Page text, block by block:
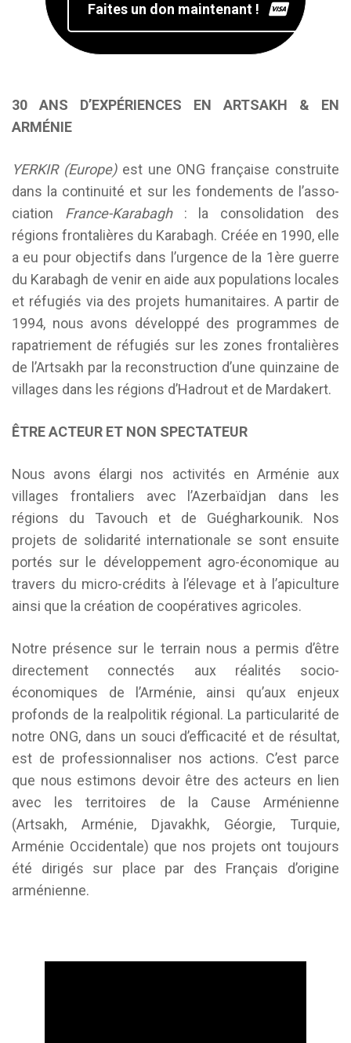
Faites un don maintenant !
30 ANS D’EXPÉRIENCES EN ARTSAKH & EN
ARMÉNIE
YERKIR (Europe) est une ONG française construite
dans la continuité et sur les fondements de l’asso­
ciation
France-Karabagh : la consolidation des
régions frontalières du Karabagh. Créée en 1990, elle
a eu pour objectifs dans l’urgence de la 1ère guerre
du Karabagh de venir en aide aux populations locales
et réfugiés via des projets humanitaires. A partir de
1994, nous avons développé des programmes de
rapatriement de réfugiés sur les zones frontalières
de l’Artsakh par la reconstruction d’une quinzaine de
villages dans les régions d’Hadrout et de Mardakert.
ÊTRE ACTEUR ET NON SPECTATEUR
Nous avons élargi nos activités en Arménie aux
villages frontaliers avec l’Azerbaïdjan dans les
régions du Tavouch et de Guéghar­kounik. Nos
projets de solidarité inter­nationale se sont ensuite
portés sur le développement agro-économique au
travers du micro-crédits à l’élevage et à l’apiculture
ainsi que la création de coopératives agricoles.
Notre présence sur le terrain nous a permis d’être
directement connectés aux réalités socio-
économiques de l’Arménie, ainsi qu’aux enjeux
profonds de la realpolitik régional. La particularité de
notre ONG, dans un souci d’efficacité et de résultat,
est de professionnaliser nos actions. C’est parce
que nous estimons devoir être des acteurs en lien
avec les territoires de la Cause Arménienne
(Artsakh, Arménie, Djavakhk, Géorgie, Turquie,
Arménie Occidentale) que nos projets ont toujours
été dirigés sur place par des Français d’origine
arménienne.